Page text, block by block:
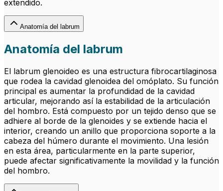
extendido.
Anatomía del labrum
Anatomía del labrum
El labrum glenoideo es una estructura fibrocartilaginosa
que rodea la cavidad glenoidea del omóplato. Su función
principal es aumentar la profundidad de la cavidad
articular, mejorando así la estabilidad de la articulación
del hombro. Está compuesto por un tejido denso que se
adhiere al borde de la glenoides y se extiende hacia el
interior, creando un anillo que proporciona soporte a la
cabeza del húmero durante el movimiento. Una lesión
en esta área, particularmente en la parte superior,
puede afectar significativamente la movilidad y la función
del hombro.